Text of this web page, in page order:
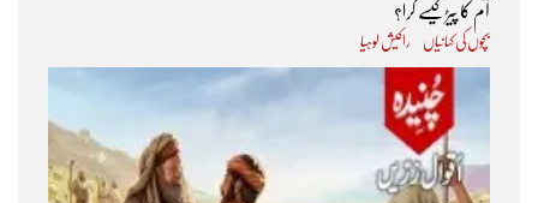
آم کا پیڑ کیسے گرا؟
بچوں کی کہانیاں راکیش لوہیا